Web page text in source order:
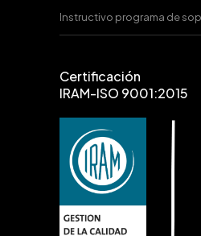
Instructivo programa de
Certificación
IRAM-ISO 9001:2015